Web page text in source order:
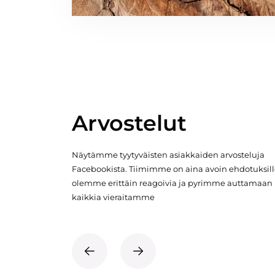
Arvostelut
Näytämme tyytyväisten asiakkaiden arvosteluja
Facebookista. Tiimimme on aina avoin
olemme erittäin reagoivia ja pyrimme auttamaan
kaikkia vieraitamme